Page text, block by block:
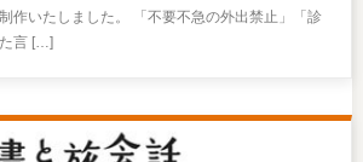
作いたしました。 「不要不急の外出禁止」「診
言 […]